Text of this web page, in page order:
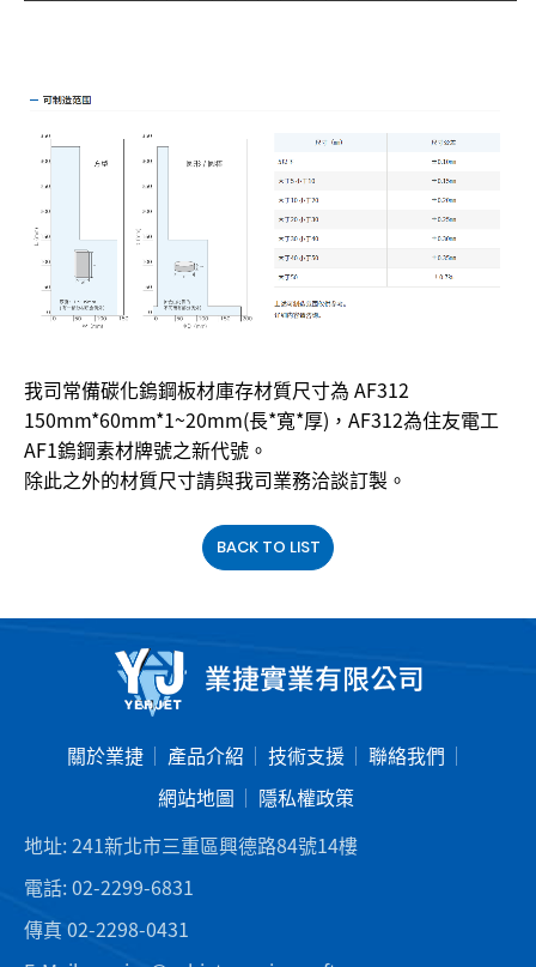
我司常備碳化鎢鋼板材庫存材質尺寸為 AF312
150mm*60mm*1~20mm(長*寬*厚)，AF312為住友電工
AF1鎢鋼素材牌號之新代號。
除此之外的材質尺寸請與我司業務洽談訂製。
BACK TO LIST
關於業捷 產品介紹 技術支援
聯絡我們
網站地圖
隱私權政策
地址:241新北市三重區興德路84號14樓
電話:02-2299-6831
傳真 02-2298-0431